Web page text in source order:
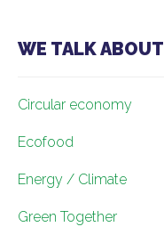
WE TALK ABOUT
Circular economy
Ecofood
Energy / Climate
Green Together